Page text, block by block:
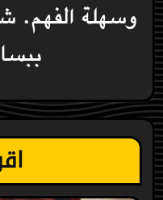
وسهلة الفهم.